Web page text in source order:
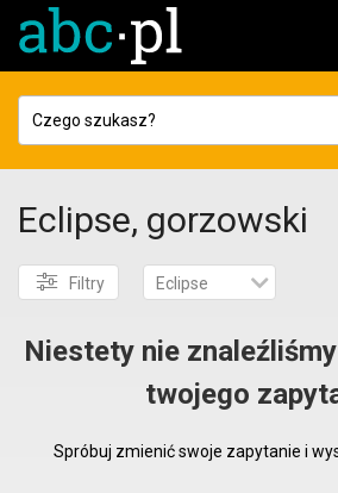
Eclipse, gorzowski
Filtry Eclipse
Niestety nie
twojego
Spróbuj zmienić swoje zapytanie i